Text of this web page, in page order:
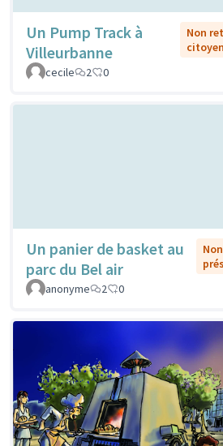
Un Pump Track à
Villeurbanne
Non
cecile
2 0
Un panier de basket au
parc du Bel air
anonyme
2 0